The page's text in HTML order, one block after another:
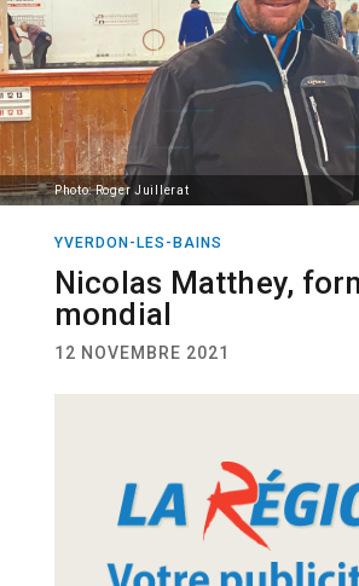
Photo: Roger Juillerat
YVERDON-LES-BAINS
Nicolas Matthey,
mondial
12 NOVEMBRE 2021